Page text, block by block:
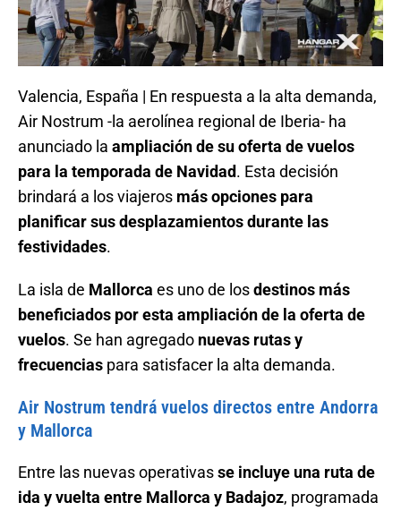
Valencia, España | En respuesta a la alta demanda,
Air Nostrum -la aerolínea regional de Iberia- ha
anunciado la ampliación de su oferta de vuelos
para la temporada de Navidad. Esta decisión
brindará a los viajeros más opciones para
planificar sus desplazamientos durante las
festividades.
La isla de Mallorca es uno de losdestinos más
beneficiados por esta ampliación de la oferta de
vuelos. Se han agregado nuevas rutas y
frecuencias para satisfacer la alta demanda.
Air Nostrum tendrá vuelos directos entre Andorra
y Mallorca
Entre las nuevas operativasse incluye una ruta de
ida y vuelta entre Mallorca y Badajoz, programada